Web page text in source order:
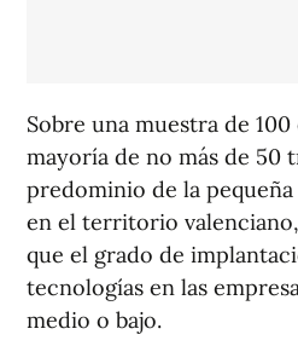
Sobre una muestra de
mayoría de no más de 50
predominio de la
en el territorio
que el grado de
tecnologías en las
medio o bajo.